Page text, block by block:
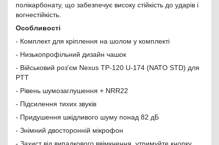
полікарбонату, що забезпечує високу стійкість до ударів і
вогнестійкість.
Особливості
- Комплект для кріплення на шолом у комплекті
- Низькопрофільний дизайн чашок
- Військовий роз'єм Nexus TP-120 U-174 (NATO STD) для
PTT
- Рівень шумозаглушення + NRR22
- Підсилення тихих звуків
- Придушення шкідливого шуму понад 82 дБ
- Знімний двосторонній мікрофон